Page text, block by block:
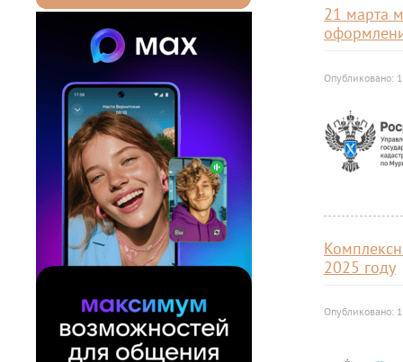
21 марта
Опубликовано:
2025 году
Опубликовано: